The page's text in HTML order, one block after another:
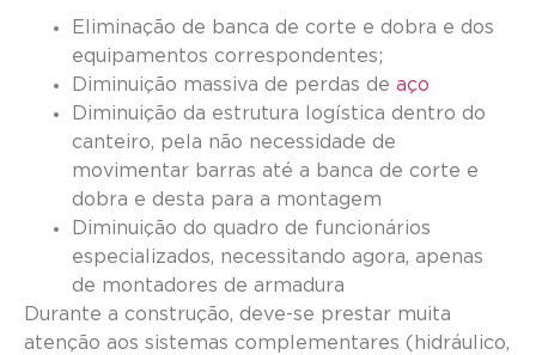
Eliminação de banca de corte e dobra e dos
equipamentos correspondentes;
Diminuição massiva de perdas de aço
Diminuição da estrutura logística dentro do
canteiro, pela não necessidade de
movimentar barras até a banca de corte e
dobra e desta para a montagem
Diminuição do quadro de funcionários
especializados, necessitando agora, apenas
de montadores de armadura
Durante a construção, deve-se prestar muita
atenção aos sistemas complementares (hidráulico,